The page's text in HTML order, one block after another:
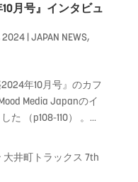
月号』インタビュ
2024|JAPAN NEWS,
年10月号』のカフ
Media Japanのイ
た （p108-110） 。...
井町トラックス 7th